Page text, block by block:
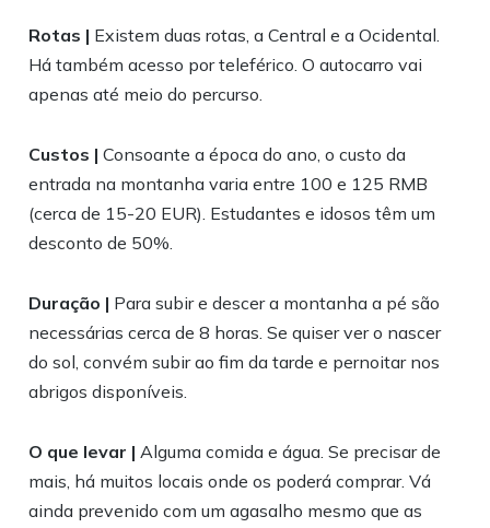
Rotas | Existem duas rotas, a Central e a Ocidental.
Há também acesso por teleférico. O autocarro vai
apenas até meio do percurso.
Custos |Consoante a época do ano, o custo da
entrada na montanha varia entre 100 e 125 RMB
(cerca de 15-20 EUR). Estudantes e idosos têm um
desconto de 50%.
Duração | Para subir e descer a montanha a pé são
necessárias cerca de 8 horas. Se quiser ver o nascer
do sol, convém subir ao fim da tarde e pernoitar nos
abrigos disponíveis.
O que levar |Alguma comida e água. Se precisar de
mais, há muitos locais onde os poderá comprar. Vá
ainda prevenido com um agasalho mesmo que as